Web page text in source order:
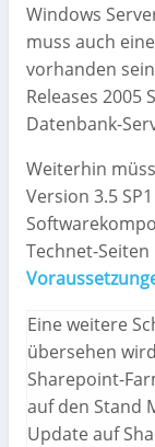
Windows
muss auch
vorhanden
Releases 2005
Datenbank-
Weiterhin
Version 3.5
Technet-Seiten
Eine weitere
übersehen
Sharepoint-
auf den Stand
Update auf